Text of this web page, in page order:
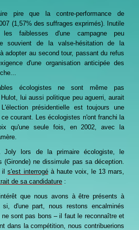
pire que la contre-performance de
(1,57% des suffrages exprimés). Inutile
faiblesses d'une campagne peu
souvient de la valse-hésitation de la
adopter au second tour, passant du refus
d'une organisation anticipée des
écologistes ne sont même pas
lui aussi politique peu aguerri, aurait
présidentielle est toujours une
courant. Les écologistes n'ont franchi la
qu'une seule fois, en 2002, avec la
Joly lors de la primaire écologiste, le
(Gironde) ne dissimule pas sa déception.
ils'est interrogéà haute voix, le 13 mars,
de sa candidature :
que nous avons à être présents à
si, d'une part, nous restons encalminés
sont pas bons – il faut le reconnaître et
dans la compétition, nous contribuerions